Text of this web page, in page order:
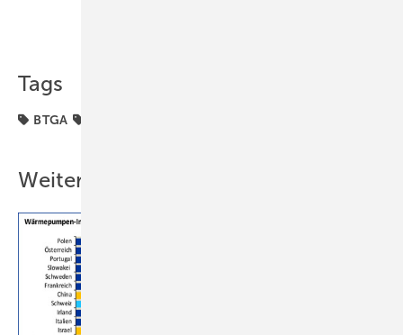
Tags
BTGA
Weitere Inhalte